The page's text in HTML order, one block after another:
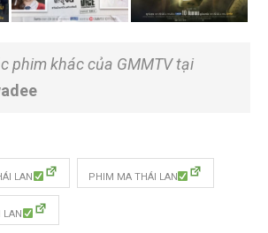
phim khác của GMMTV tại
LAN PHIM MA THÁI LAN
LAN